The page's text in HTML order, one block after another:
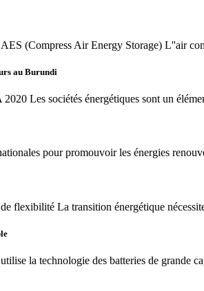
(Compress Air Energy Storage) L''air
au Burundi
Les sociétés énergétiques sont un
pour promouvoir les énergies
flexibilité La transition énergétique
la technologie des batteries de grande